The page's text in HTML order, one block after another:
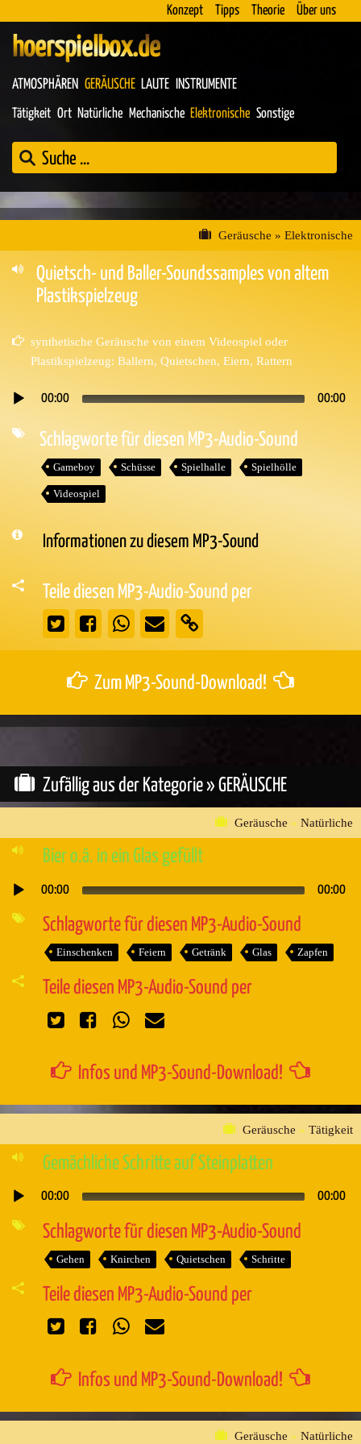
Konzept Tipps Theorie Über uns
hoerspielbox.de
ATMOSPHÄREN GERÄUSCHE LAUTE INSTRUMENTE
Tätigkeit Ort Natürliche Mechanische Elektronische Sonstige
Geräusche » Elektronische
Quietsch- und Baller-Soundssamples von altem
Plastikspielzeug
synthetische Geräusche von einem Videospiel oder
Plastikspielzeug: Ballern, Quietschen, Eiern, Rattern
Audio-
00:00 00:00
Schlagworte für diesen MP3-Audio-Sound
Gameboy Schüsse Spielhalle Spielhölle
Videospiel
Informationen zu diesem MP3-Sound
Teile diesen MP3-Audio-Sound per
Zum MP3-Sound-Download!
Zufällig aus der Kategorie » GERÄUSCHE
Geräusche » Natürliche
Bier o.ä. in ein Glas gefüllt
Audio-
00:00 00:00
Schlagworte für diesen MP3-Audio-Sound
Einschenken Feiern Getränk Glas Zapfen
Teile diesen MP3-Audio-Sound per
Infos und MP3-Sound-Download!
Geräusche » Tätigkeit
Gemächliche Schritte auf Steinplatten
Audio-
00:00 00:00
Schlagworte für diesen MP3-Audio-Sound
Gehen Knirchen Quietschen Schritte
Teile diesen MP3-Audio-Sound per
Infos und MP3-Sound-Download!
Geräusche » Natürliche